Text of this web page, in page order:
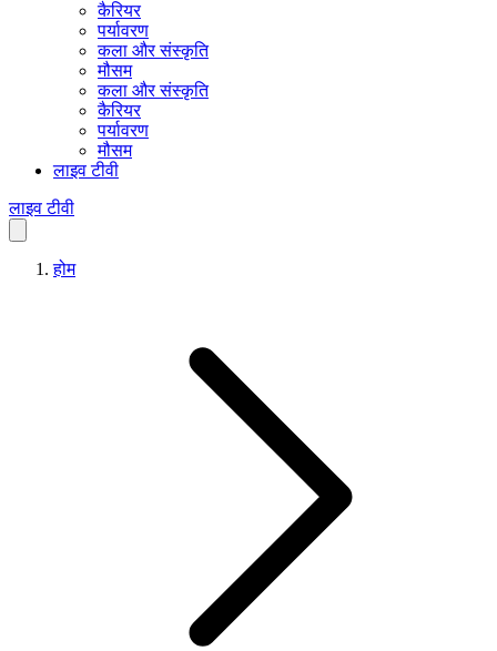
कैरियर
पर्यावरण
कला और संस्कृति
मौसम
कला और संस्कृति
कैरियर
पर्यावरण
मौसम
लाइव टीवी
लाइव टीवी
होम